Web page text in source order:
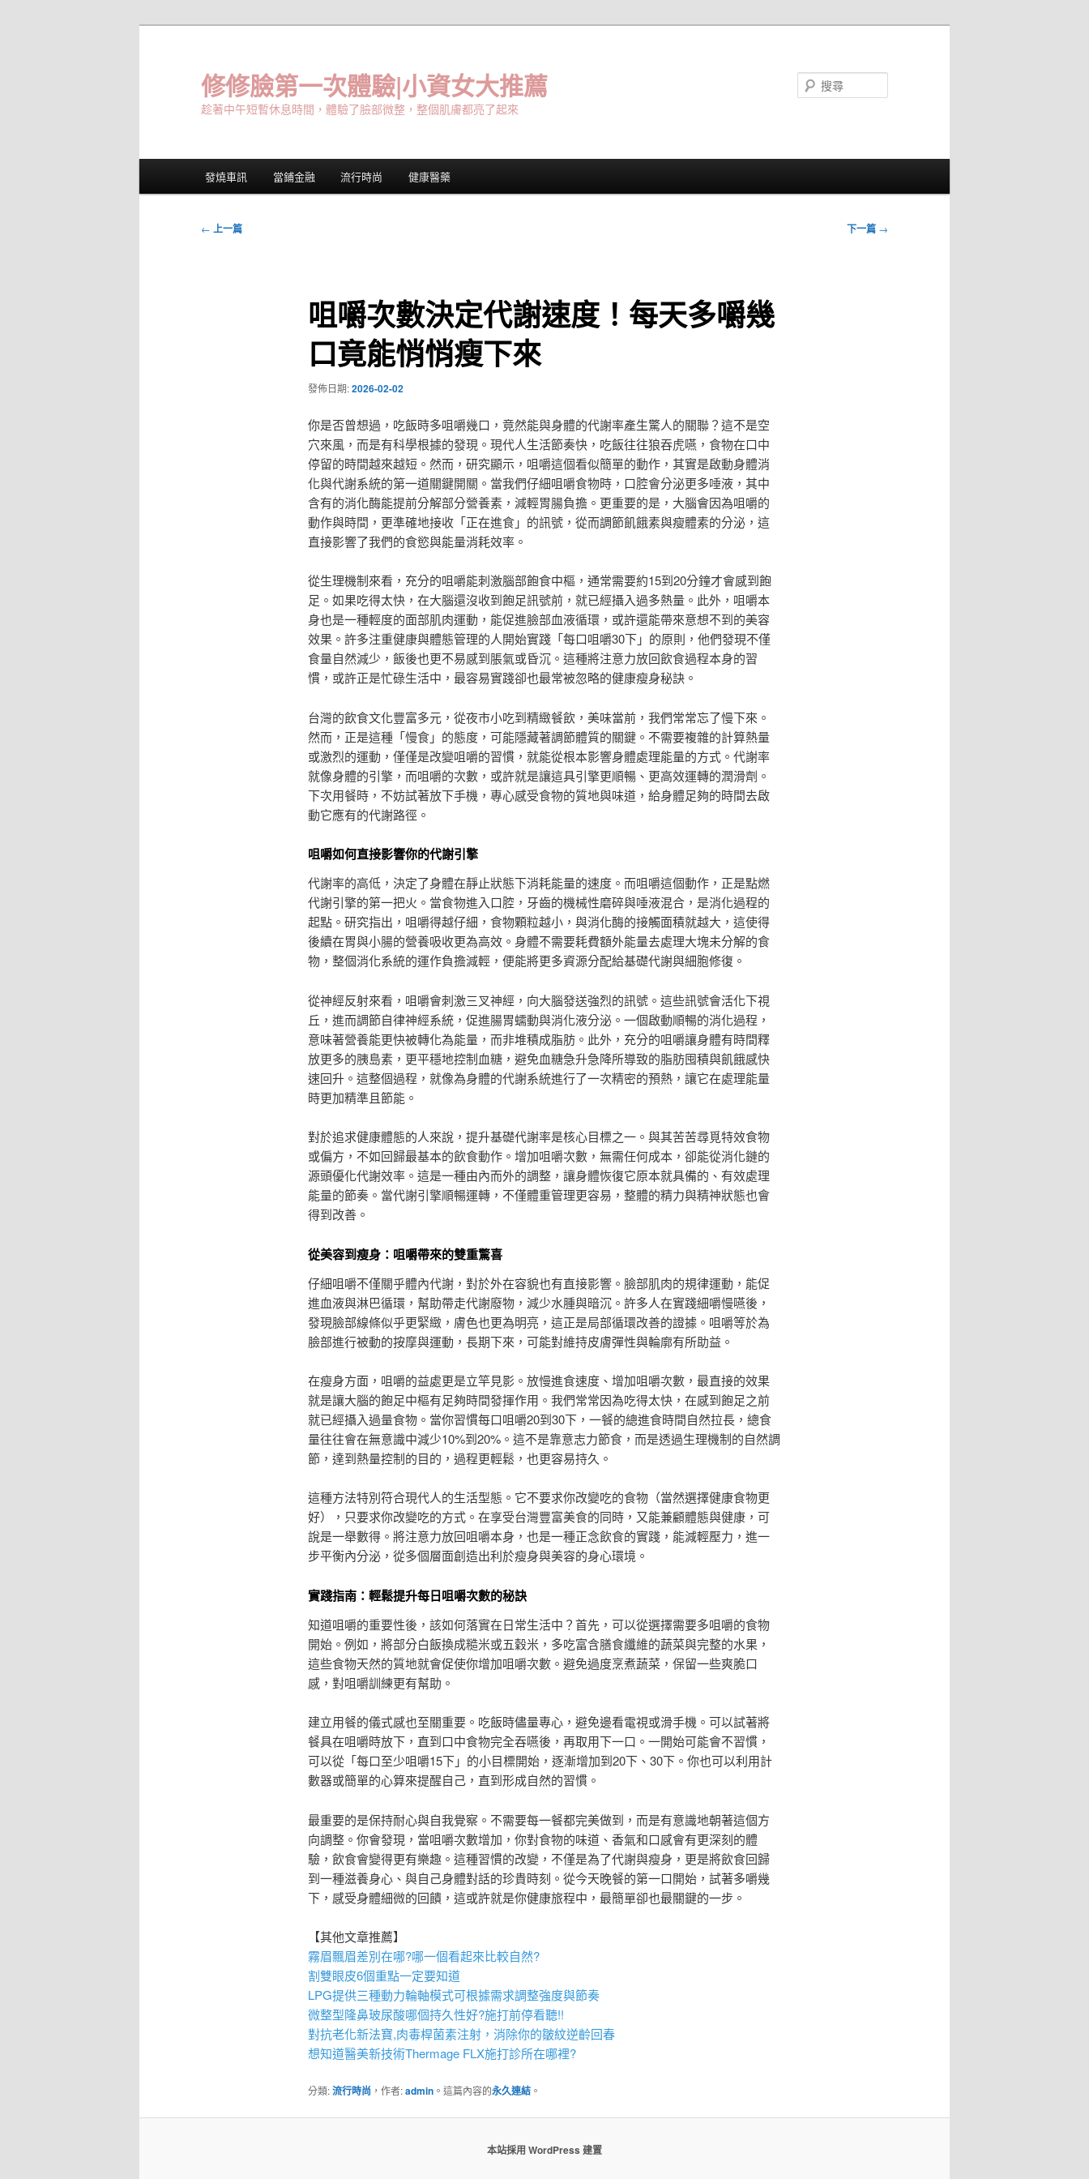
修修臉第一次體驗|小資女大推薦
趁著中午短暫休息時間，體驗了臉部微整，整個肌膚都亮了起來
發燒車訊 當鋪金融 流行時尚 健康醫藥
文
← 上一篇 下一篇 →
咀嚼次數決定代謝速度！每天多嚼幾
口竟能悄悄瘦下來
發佈日期:2026-02-02
你是否曾想過，吃飯時多咀嚼幾口，竟然能與身體的代謝率產生驚人的關聯？這不是空
穴來風，而是有科學根據的發現。現代人生活節奏快，吃飯往往狼吞虎嚥，食物在口中
停留的時間越來越短。然而，研究顯示，咀嚼這個看似簡單的動作，其實是啟動身體消
化與代謝系統的第一道關鍵開關。當我們仔細咀嚼食物時，口腔會分泌更多唾液，其中
含有的消化酶能提前分解部分營養素，減輕胃腸負擔。更重要的是，大腦會因為咀嚼的
動作與時間，更準確地接收「正在進食」的訊號，從而調節飢餓素與瘦體素的分泌，這
直接影響了我們的食慾與能量消耗效率。
從生理機制來看，充分的咀嚼能刺激腦部飽食中樞，通常需要約15到20分鐘才會感到飽
足。如果吃得太快，在大腦還沒收到飽足訊號前，就已經攝入過多熱量。此外，咀嚼本
身也是一種輕度的面部肌肉運動，能促進臉部血液循環，或許還能帶來意想不到的美容
效果。許多注重健康與體態管理的人開始實踐「每口咀嚼30下」的原則，他們發現不僅
食量自然減少，飯後也更不易感到脹氣或昏沉。這種將注意力放回飲食過程本身的習
慣，或許正是忙碌生活中，最容易實踐卻也最常被忽略的健康瘦身秘訣。
台灣的飲食文化豐富多元，從夜市小吃到精緻餐飲，美味當前，我們常常忘了慢下來。
然而，正是這種「慢食」的態度，可能隱藏著調節體質的關鍵。不需要複雜的計算熱量
或激烈的運動，僅僅是改變咀嚼的習慣，就能從根本影響身體處理能量的方式。代謝率
就像身體的引擎，而咀嚼的次數，或許就是讓這具引擎更順暢、更高效運轉的潤滑劑。
下次用餐時，不妨試著放下手機，專心感受食物的質地與味道，給身體足夠的時間去啟
動它應有的代謝路徑。
咀嚼如何直接影響你的代謝引擎
代謝率的高低，決定了身體在靜止狀態下消耗能量的速度。而咀嚼這個動作，正是點燃
代謝引擎的第一把火。當食物進入口腔，牙齒的機械性磨碎與唾液混合，是消化過程的
起點。研究指出，咀嚼得越仔細，食物顆粒越小，與消化酶的接觸面積就越大，這使得
後續在胃與小腸的營養吸收更為高效。身體不需要耗費額外能量去處理大塊未分解的食
物，整個消化系統的運作負擔減輕，便能將更多資源分配給基礎代謝與細胞修復。
從神經反射來看，咀嚼會刺激三叉神經，向大腦發送強烈的訊號。這些訊號會活化下視
丘，進而調節自律神經系統，促進腸胃蠕動與消化液分泌。一個啟動順暢的消化過程，
意味著營養能更快被轉化為能量，而非堆積成脂肪。此外，充分的咀嚼讓身體有時間釋
放更多的胰島素，更平穩地控制血糖，避免血糖急升急降所導致的脂肪囤積與飢餓感快
速回升。這整個過程，就像為身體的代謝系統進行了一次精密的預熱，讓它在處理能量
時更加精準且節能。
對於追求健康體態的人來說，提升基礎代謝率是核心目標之一。與其苦苦尋覓特效食物
或偏方，不如回歸最基本的飲食動作。增加咀嚼次數，無需任何成本，卻能從消化鏈的
源頭優化代謝效率。這是一種由內而外的調整，讓身體恢復它原本就具備的、有效處理
能量的節奏。當代謝引擎順暢運轉，不僅體重管理更容易，整體的精力與精神狀態也會
得到改善。
從美容到瘦身：咀嚼帶來的雙重驚喜
仔細咀嚼不僅關乎體內代謝，對於外在容貌也有直接影響。臉部肌肉的規律運動，能促
進血液與淋巴循環，幫助帶走代謝廢物，減少水腫與暗沉。許多人在實踐細嚼慢嚥後，
發現臉部線條似乎更緊緻，膚色也更為明亮，這正是局部循環改善的證據。咀嚼等於為
臉部進行被動的按摩與運動，長期下來，可能對維持皮膚彈性與輪廓有所助益。
在瘦身方面，咀嚼的益處更是立竿見影。放慢進食速度、增加咀嚼次數，最直接的效果
就是讓大腦的飽足中樞有足夠時間發揮作用。我們常常因為吃得太快，在感到飽足之前
就已經攝入過量食物。當你習慣每口咀嚼20到30下，一餐的總進食時間自然拉長，總食
量往往會在無意識中減少10%到20%。這不是靠意志力節食，而是透過生理機制的自然調
節，達到熱量控制的目的，過程更輕鬆，也更容易持久。
這種方法特別符合現代人的生活型態。它不要求你改變吃的食物（當然選擇健康食物更
好），只要求你改變吃的方式。在享受台灣豐富美食的同時，又能兼顧體態與健康，可
說是一舉數得。將注意力放回咀嚼本身，也是一種正念飲食的實踐，能減輕壓力，進一
步平衡內分泌，從多個層面創造出利於瘦身與美容的身心環境。
實踐指南：輕鬆提升每日咀嚼次數的秘訣
知道咀嚼的重要性後，該如何落實在日常生活中？首先，可以從選擇需要多咀嚼的食物
開始。例如，將部分白飯換成糙米或五穀米，多吃富含膳食纖維的蔬菜與完整的水果，
這些食物天然的質地就會促使你增加咀嚼次數。避免過度烹煮蔬菜，保留一些爽脆口
感，對咀嚼訓練更有幫助。
建立用餐的儀式感也至關重要。吃飯時儘量專心，避免邊看電視或滑手機。可以試著將
餐具在咀嚼時放下，直到口中食物完全吞嚥後，再取用下一口。一開始可能會不習慣，
可以從「每口至少咀嚼15下」的小目標開始，逐漸增加到20下、30下。你也可以利用計
數器或簡單的心算來提醒自己，直到形成自然的習慣。
最重要的是保持耐心與自我覺察。不需要每一餐都完美做到，而是有意識地朝著這個方
向調整。你會發現，當咀嚼次數增加，你對食物的味道、香氣和口感會有更深刻的體
驗，飲食會變得更有樂趣。這種習慣的改變，不僅是為了代謝與瘦身，更是將飲食回歸
到一種滋養身心、與自己身體對話的珍貴時刻。從今天晚餐的第一口開始，試著多嚼幾
下，感受身體細微的回饋，這或許就是你健康旅程中，最簡單卻也最關鍵的一步。
【其他文章推薦】
霧眉飄眉差別在哪?哪一個看起來比較自然?
割雙眼皮6個重點一定要知道
LPG提供三種動力輪軸模式可根據需求調整強度與節奏
微整型隆鼻玻尿酸哪個持久性好?施打前停看聽!!
對抗老化新法寶,肉毒桿菌素注射，消除你的皺紋逆齡回春
想知道醫美新技術Thermage FLX施打診所在哪裡?
分類:流行時尚 ，作者:admin。這篇內容的永久連結。
本站採用 WordPress 建置